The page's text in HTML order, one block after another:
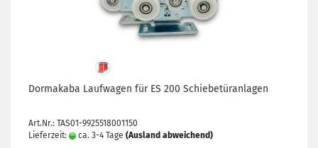
Dormakaba Laufwagen für ES 200 Schiebetüranlagen
Art.Nr.: TAS01-9925518001150
Lieferzeit:
ca. 3-4 Tage (Ausland abweichend)